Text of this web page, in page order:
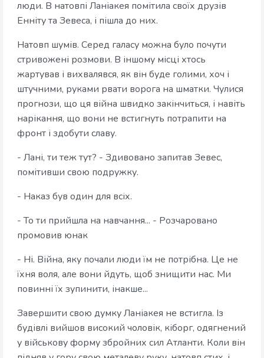
люди. В натовпі Ланіакея помітила своїх друзів
Енніту та Зевеса, і пішла до них.
Натовп шумів. Серед галасу можна було почути
стривожені розмови. В іншому місці хтось
жартував і вихвалявся, як він буде голими, хоч і
штучними, руками рвати ворога на шматки. Чулися
прогнози, що ця війна швидко закінчиться, і навіть
нарікання, що вони не встигнуть потрапити на
фронт і здобути славу.
- Лані, ти теж тут? - Здивовано запитав Зевес,
помітивши свою подружку.
- Наказ був один для всіх.
- То ти прийшла на навчання... - Розчаровано
промовив юнак
- Ні. Війна, яку почали люди їм не потрібна. Це не
їхня воля, але вони йдуть, щоб знищити нас. Ми
повинні їх зупинити, інакше...
Завершити свою думку Ланіакея не встигла. Із
будівлі вийшов високий чоловік, кіборг, одягнений
у військову форму збройних сил Атланти. Коли він